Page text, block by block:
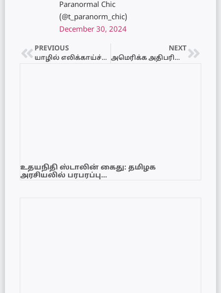
Paranormal Chic
(@t_paranorm_chic)
December 30, 2024
PREVIOUS
யாழில் எலிக்காய்ச்சலால் ஏற்படும் உயிரிழப்பு!
NEXT
அமெரிக்க அதிபரின் மனைவிக்கு மோடி கொடுத்த பரிசு
உதயநிதி ஸ்டாலின் கைது: தமிழக
அரசியலில் பரபரப்பு…